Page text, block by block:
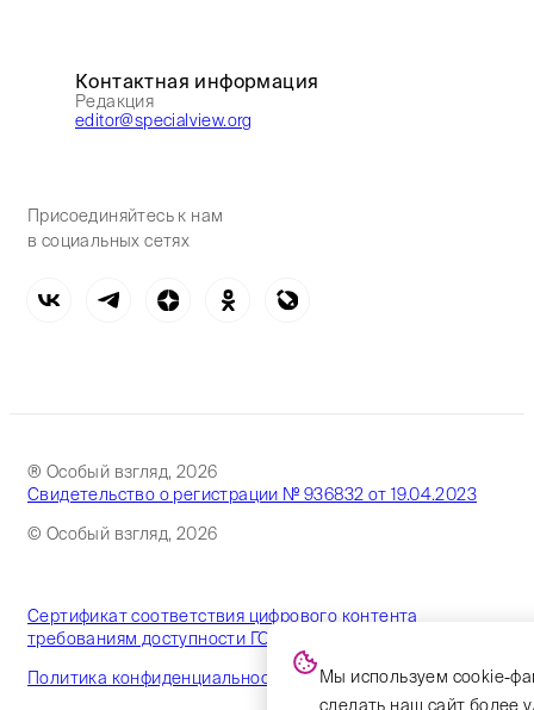
Контактная информация
Редакция
editor@specialview.org
Присоединяйтесь к нам
в социальных сетях
® Особый взгляд, 2026
Свидетельство о регистрации № 936832 от 19.04.2023
© Особый взгляд, 2026
Сертификат соответствия цифрового контента
требованиям доступности ГОСТ
Политика конфиденциальности
Мы используем cookie-
сделать наш сайт более